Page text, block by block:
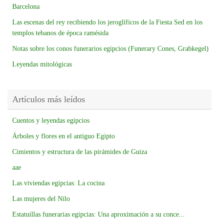
Barcelona
Las escenas del rey recibiendo los jeroglíficos de la Fiesta Sed en los
templos tebanos de época ramésida
Notas sobre los conos funerarios egipcios (Funerary Cones, Grabkegel)
Leyendas mitológicas
Artículos más leídos
Cuentos y leyendas egipcios
Árboles y flores en el antiguo Egipto
Cimientos y estructura de las pirámides de Guiza
aae
Las viviendas egipcias: La cocina
Las mujeres del Nilo
Estatuillas funerarias egipcias: Una aproximación a su conce...